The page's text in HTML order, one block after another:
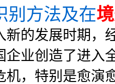
别方法及在
新的发展时期，
企业创造了进入
机，特别是愈演